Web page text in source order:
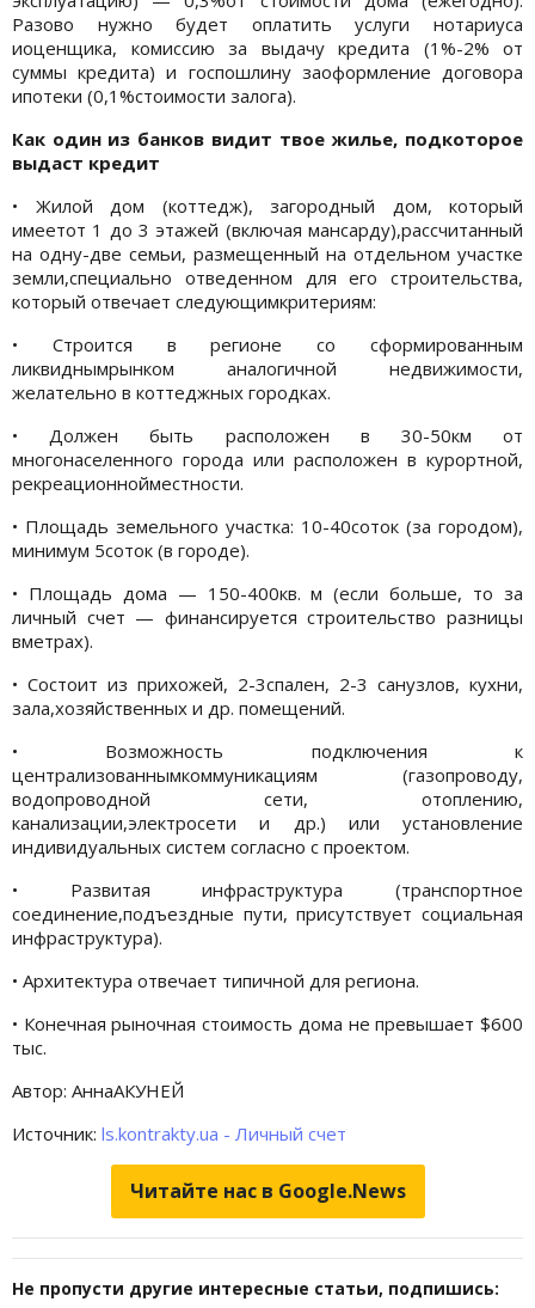
Разово нужно будет оплатить услуги нотариуса
иоценщика, комиссию за выдачу кредита (1%-2% от
суммы кредита) и госпошлину заоформление договора
ипотеки (0,1%стоимости залога).
Как один из банков видит твое жилье, подкоторое
выдаст кредит
• Жилой дом (коттедж), загородный дом, который
имеетот 1 до 3 этажей (включая мансарду),рассчитанный
на одну-две семьи, размещенный на отдельном участке
земли,специально отведенном для его строительства,
который отвечает следующимкритериям:
• Строится в регионе со сформированным
ликвиднымрынком аналогичной недвижимости,
желательно в коттеджных городках.
• Должен быть расположен в 30-50км от
многонаселенного города или расположен в курортной,
рекреационнойместности.
• Площадь земельного участка: 10-40соток (за городом),
минимум 5соток (в городе).
• Площадь дома — 150-400кв. м (если больше, то за
личный счет — финансируется строительство разницы
вметрах).
• Состоит из прихожей, 2-3спален, 2-3 санузлов, кухни,
зала,хозяйственных и др. помещений.
• Возможность подключения к
централизованнымкоммуникациям (газопроводу,
водопроводной сети, отоплению,
канализации,электросети и др.) или установление
индивидуальных систем согласно с проектом.
• Развитая инфраструктура (транспортное
соединение,подъездные пути, присутствует социальная
инфраструктура).
• Архитектура отвечает типичной для региона.
• Конечная рыночная стоимость дома не превышает $600
тыс.
Автор: АннаАКУНЕЙ
Источник: ls.kontrakty.ua - Личный счет
Читайте нас в Google.News
Не пропусти другие интересные статьи, подпишись: